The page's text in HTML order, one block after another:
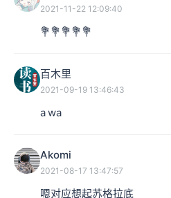
2021-11-22 12:09:40
💐💐💐💐💐
百木里
2021-09-19 13:46:43
a wa
Akomi
2021-08-17 13:47:57
嗯对应想起苏格拉底